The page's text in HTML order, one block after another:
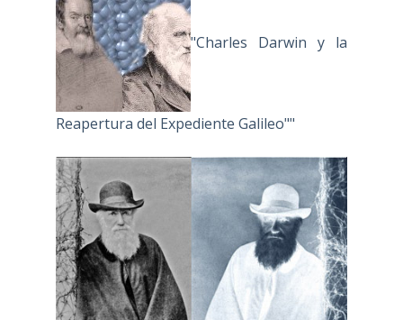
"Charles Darwin y la
Reapertura del Expediente Galileo""